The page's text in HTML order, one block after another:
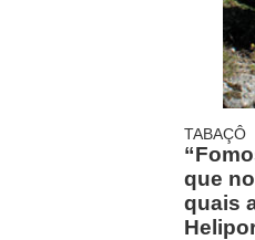
TABAÇÔ
que
quais